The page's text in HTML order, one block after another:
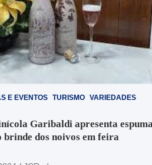
E EVENTOS TURISMO VARIEDADES
Garibaldi apresenta
brinde dos noivos em feira